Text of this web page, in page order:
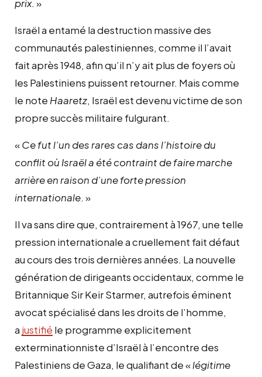
prix. »
Israël a entamé la destruction massive des
communautés palestiniennes, comme il l’avait
fait après 1948, afin qu’il n’y ait plus de foyers où
les Palestiniens puissent retourner. Mais comme
le note Haaretz, Israël est devenu victime de son
propre succès militaire fulgurant.
«Ce fut l’un des rares cas dans l’histoire du
conflit où Israël a été contraint de faire marche
arrière en raison d’une forte pression
internationale. »
Il va sans dire que, contrairement à 1967, une telle
pression internationale a cruellement fait défaut
au cours des trois dernières années. La nouvelle
génération de dirigeants occidentaux, comme le
Britannique Sir Keir Starmer, autrefois éminent
avocat spécialisé dans les droits de l’homme,
a justifié le programme explicitement
exterminationniste d’Israël à l’encontre des
Palestiniens de Gaza, le qualifiant de «légitime